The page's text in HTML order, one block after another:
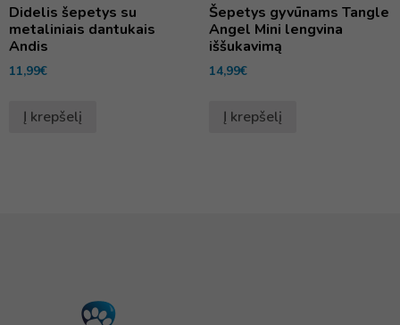
Didelis šepetys su
metaliniais dantukais
Andis
11,99€
Į krepšelį
Šepetys gyvūnams Tangle
Angel Mini lengvina
iššukavimą
14,99€
Į krepšelį